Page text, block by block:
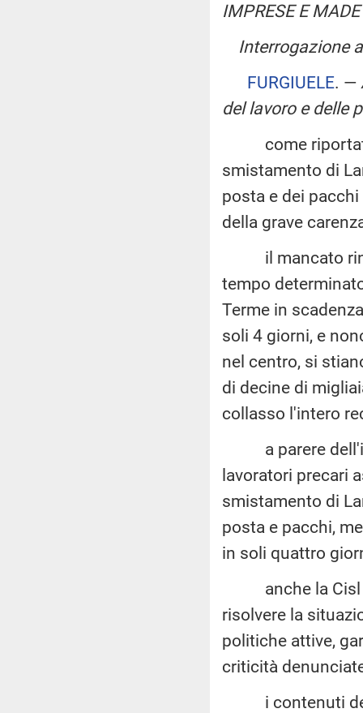
IMPRESE E
Interrogazione
FURGIUELE. —
del lavoro e delle
come riportato
smistamento di
posta e dei
della grave
il mancato
tempo
Terme in
soli 4 giorni, e
nel centro, si
di decine di
collasso l'intero
a parere
lavoratori precari
smistamento di
posta e pacchi,
in soli quattro
anche la Cisl
risolvere la
politiche attive,
criticità
i contenuti del